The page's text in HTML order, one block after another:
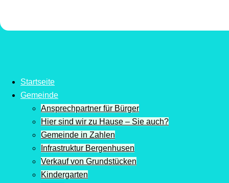
Startseite
Gemeinde
Ansprechpartner für Bürger
Hier sind wir zu Hause – Sie auch?
Gemeinde in Zahlen
Infrastruktur Bergenhusen
Verkauf von Grundstücken
Kindergarten